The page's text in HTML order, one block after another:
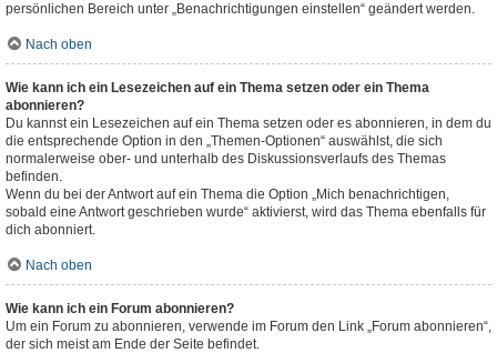
persönlichen Bereich unter „Benachrichtigungen einstellen“ geändert werden.
Nach oben
Wie kann ich ein Lesezeichen auf ein Thema setzen oder ein Thema
abonnieren?
Du kannst ein Lesezeichen auf ein Thema setzen oder es abonnieren, in dem du
die entsprechende Option in den „Themen-Optionen“ auswählst, die sich
normalerweise ober- und unterhalb des Diskussionsverlaufs des Themas
befinden.
Wenn du bei der Antwort auf ein Thema die Option „Mich benachrichtigen,
sobald eine Antwort geschrieben wurde“ aktivierst, wird das Thema ebenfalls für
dich abonniert.
Nach oben
Wie kann ich ein Forum abonnieren?
Um ein Forum zu abonnieren, verwende im Forum den Link „Forum abonnieren“,
der sich meist am Ende der Seite befindet.